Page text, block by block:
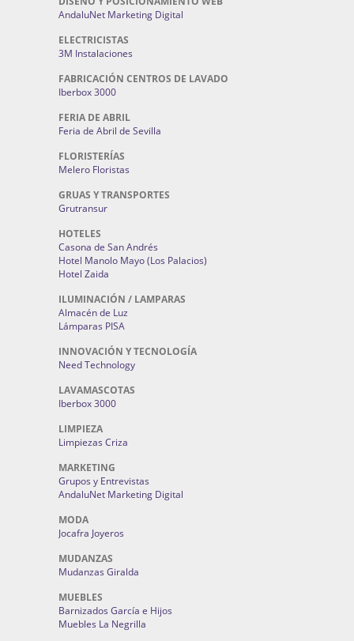
AndaluNet Marketing Digital
ELECTRICISTAS
3M Instalaciones
FABRICACIÓN CENTROS DE LAVADO
Iberbox 3000
FERIA DE ABRIL
Feria de Abril de Sevilla
FLORISTERÍAS
Melero Floristas
GRUAS Y TRANSPORTES
Grutransur
HOTELES
Casona de San Andrés
Hotel Manolo Mayo (Los Palacios)
Hotel Zaida
ILUMINACIÓN / LAMPARAS
Almacén de Luz
Lámparas PISA
INNOVACIÓN Y TECNOLOGÍA
Need Technology
LAVAMASCOTAS
Iberbox 3000
LIMPIEZA
Limpiezas Criza
MARKETING
Grupos y Entrevistas
AndaluNet Marketing Digital
MODA
Jocafra Joyeros
MUDANZAS
Mudanzas Giralda
MUEBLES
Barnizados García e Hijos
Muebles La Negrilla